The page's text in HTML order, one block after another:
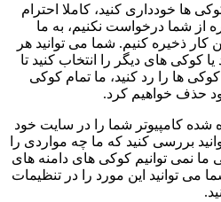
ها خودداری کنید، کاملا احترام
از شما درخواست نکنیم، به ما
کار ذخیره کنیم. شما می توانید هر
کوکی های دیگر را انتخاب کنید تا
ها را رد کنید، ما تمام کوکی
حذف خواهیم کرد.
کامپیوتر شما را در سایت خود
بررسی کنید که ما چه مواردی را
ما نمی توانیم کوکی های دامنه های
می توانید این مورد را در تنظیمات